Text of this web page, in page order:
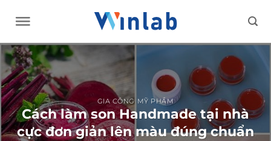
GIA CÔNG MỸ PHẨM
Cách làm son Handmade tại nhà
cực đơn giản lên màu đúng chuẩn